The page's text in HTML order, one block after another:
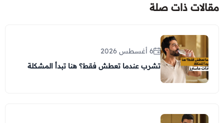
مقالات ذات صلة
6 أغسطس 2026
تشرب عندما تعطش فقط؟ هنا تبدأ المشكلة